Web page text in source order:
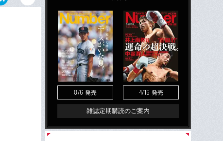
8/6 発売 4/16 発売
雑誌定期購読のご案内